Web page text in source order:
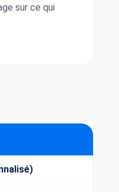
sur ce qui